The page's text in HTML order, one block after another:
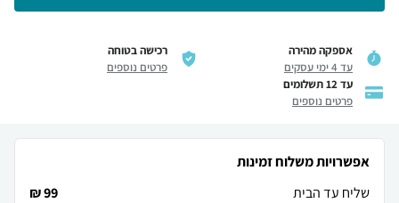
אספקה מהירה
עד 4 ימי עסקים
רכישה בטוחה
פרטים נוספים
עד 12 תשלומים
פרטים נוספים
אפשרויות משלוח זמינות
שליח עד הבית
99 ₪